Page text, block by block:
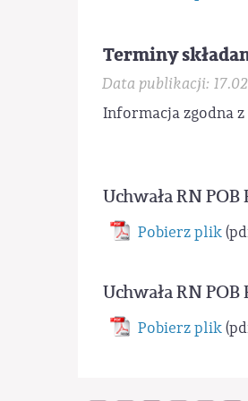
Terminy
Data publikacji:
Informacja zgodna z
Uchwała RN
Pobierz plik
Uchwała RN
Pobierz plik